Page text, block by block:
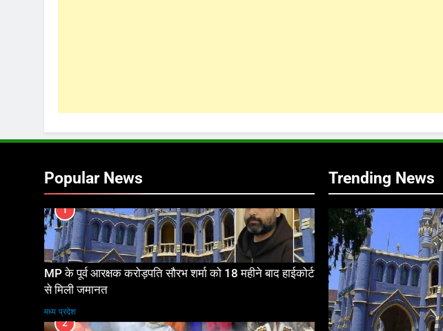
Popular News
1
MP के पूर्व आरक्षक करोड़पति सौरभ शर्मा को 18 महीने बाद हाईकोर्ट
से मिली जमानत
मध्य प्रदेश
2
Trending News